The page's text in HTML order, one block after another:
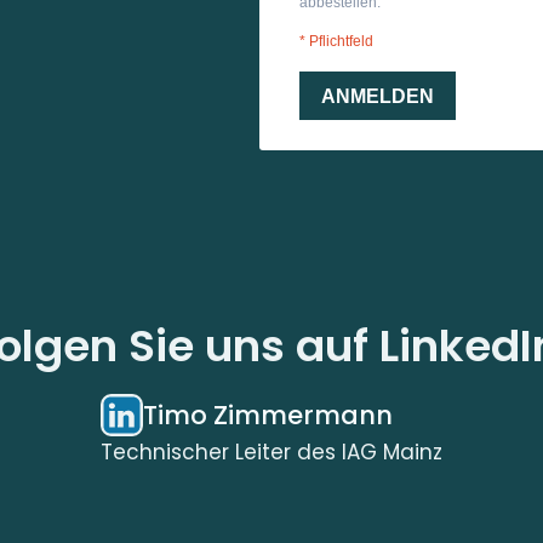
Sie uns auf
Timo Zimmermann
Technischer Leiter des IAG Mainz